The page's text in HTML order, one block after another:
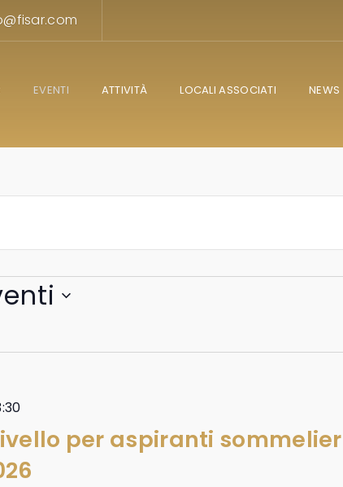
EVENTI ATTIVITÀ LOCALI ASSOCIATI NEWS
per aspiranti sommelier